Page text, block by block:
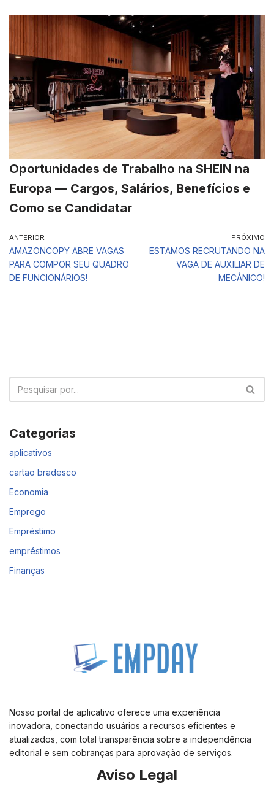
Oportunidades de Trabalho na SHEIN na
Europa — Cargos, Salários, Benefícios e
Como se Candidatar
ANTERIOR
AMAZONCOPY ABRE VAGAS
PARA COMPOR SEU QUADRO
DE FUNCIONÁRIOS!
PRÓXIMO
ESTAMOS RECRUTANDO NA
VAGA DE AUXILIAR DE
MECÂNICO!
Categorias
aplicativos
cartao bradesco
Economia
Emprego
Empréstimo
empréstimos
Finanças
Nosso portal de aplicativo oferece uma experiência
inovadora, conectando usuários a recursos eficientes e
atualizados, com total transparência sobre a independência
editorial e sem cobranças para aprovação de serviços.
Aviso Legal